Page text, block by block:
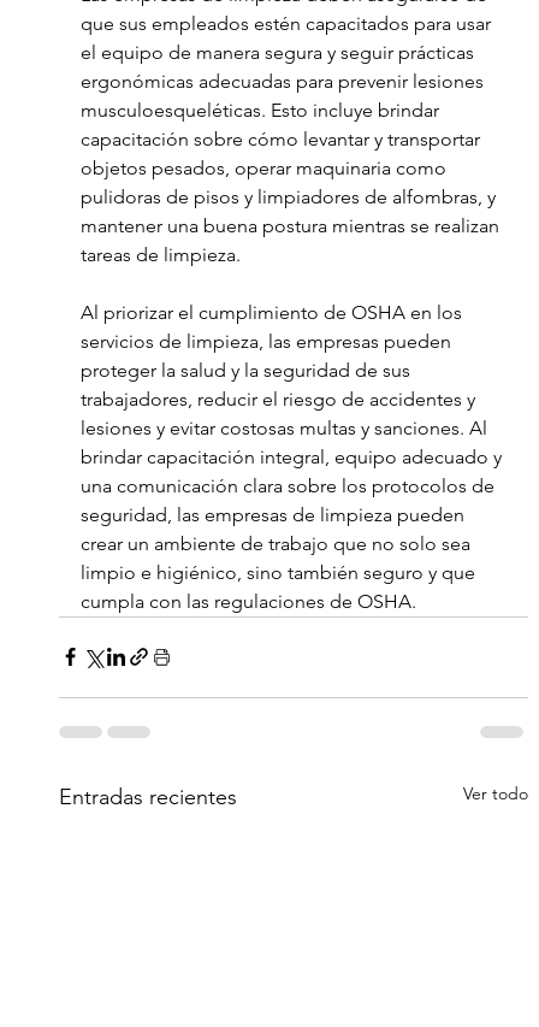
que sus empleados estén capacitados para usar
el equipo de manera segura y seguir prácticas
ergonómicas adecuadas para prevenir lesiones
musculoesqueléticas. Esto incluye brindar
capacitación sobre cómo levantar y transportar
objetos pesados, operar maquinaria como
pulidoras de pisos y limpiadores de alfombras, y
mantener una buena postura mientras se realizan
tareas de limpieza.
Al priorizar el cumplimiento de OSHA en los
servicios de limpieza, las empresas pueden
proteger la salud y la seguridad de sus
trabajadores, reducir el riesgo de accidentes y
lesiones y evitar costosas multas y sanciones. Al
brindar capacitación integral, equipo adecuado y
una comunicación clara sobre los protocolos de
seguridad, las empresas de limpieza pueden
crear un ambiente de trabajo que no solo sea
limpio e higiénico, sino también seguro y que
cumpla con las regulaciones de OSHA.
Entradas recientes Ver todo